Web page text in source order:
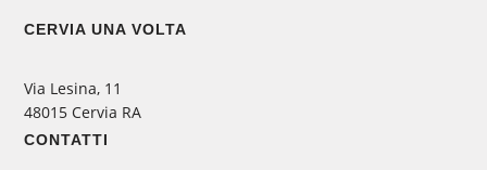
CERVIA UNA VOLTA
Via Lesina, 11
48015 Cervia RA
CONTATTI